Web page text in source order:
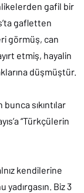
gafil bir
gafletten
görmüş, can
etmiş, hayalin
düşmüştür.
sıkıntılar
“Türkçülerin
kendilerine
Biz 3